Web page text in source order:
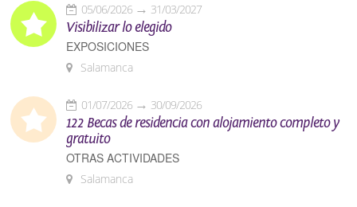
05/06/2026 31/03/2027
Visibilizar lo elegido
EXPOSICIONES
Salamanca
01/07/2026 30/09/2026
122 Becas de residencia con alojamiento completo y
gratuito
OTRAS ACTIVIDADES
Salamanca